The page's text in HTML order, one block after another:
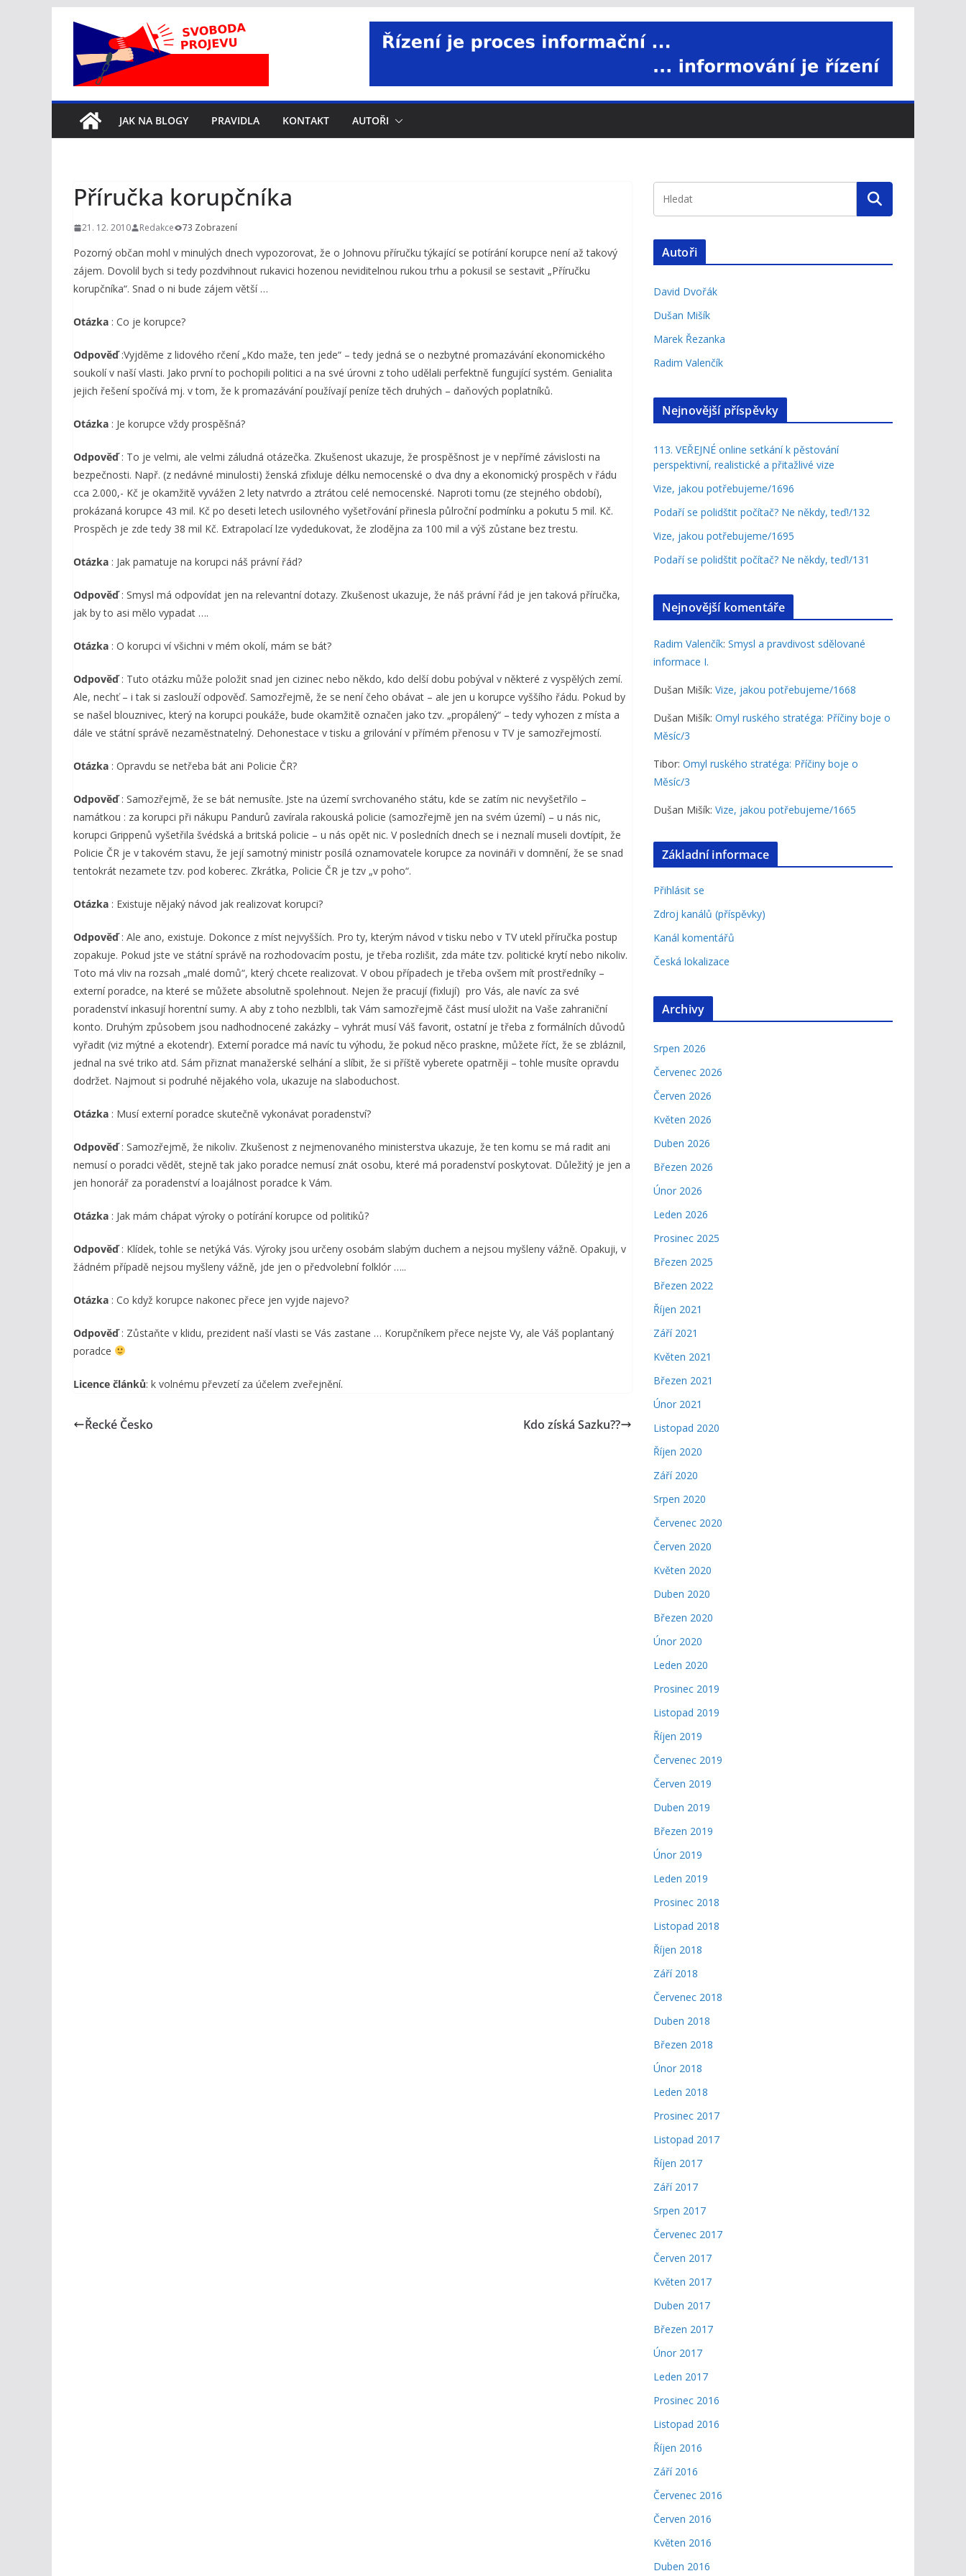
obsah
JAK NA BLOGY PRAVIDLA KONTAKT AUTOŘI
Příručka korupčníka
21. 12. 2010 Redakce 73 Zobrazení
Pozorný občan mohl v minulých dnech vypozorovat, že o Johnovu příručku týkající se potírání korupce není až takový
zájem. Dovolil bych si tedy pozdvihnout rukavici hozenou neviditelnou rukou trhu a pokusil se sestavit „Příručku
korupčníka“. Snad o ni bude zájem větší …
Otázka : Co je korupce?
Odpověď:Vyjděme z lidového rčení „Kdo maže, ten jede“ – tedy jedná se o nezbytné promazávání ekonomického
soukolí v naší vlasti. Jako první to pochopili politici a na své úrovni z toho udělali perfektně fungující systém. Genialita
jejich řešení spočívá mj. v tom, že k promazávání používají peníze těch druhých – daňových poplatníků.
Otázka : Je korupce vždy prospěšná?
Odpověď: To je velmi, ale velmi záludná otázečka. Zkušenost ukazuje, že prospěšnost je v nepřímé závislosti na
bezpečnosti. Např. (z nedávné minulosti) ženská zfixluje délku nemocenské o dva dny a ekonomický prospěch v řádu
cca 2.000,- Kč je okamžitě vyvážen 2 lety natvrdo a ztrátou celé nemocenské. Naproti tomu (ze stejného období),
prokázaná korupce 43 mil. Kč po deseti letech usilovného vyšetřování přinesla půlroční podmínku a pokutu 5 mil. Kč.
Prospěch je zde tedy 38 mil Kč. Extrapolací lze vydedukovat, že zlodějna za 100 mil a výš zůstane bez trestu.
Otázka : Jak pamatuje na korupci náš právní řád?
Odpověď: Smysl má odpovídat jen na relevantní dotazy. Zkušenost ukazuje, že náš právní řád je jen taková příručka,
jak by to asi mělo vypadat ….
Otázka : O korupci ví všichni v mém okolí, mám se bát?
Odpověď: Tuto otázku může položit snad jen cizinec nebo někdo, kdo delší dobu pobýval v některé z vyspělých zemí.
Ale, nechť – i tak si zaslouží odpověď. Samozřejmě, že se není čeho obávat – ale jen u korupce vyššího řádu. Pokud by
se našel blouznivec, který na korupci poukáže, bude okamžitě označen jako tzv. „propálený“ – tedy vyhozen z místa a
dále ve státní správě nezaměstnatelný. Dehonestace v tisku a grilování v přímém přenosu v TV je samozřejmostí.
Otázka : Opravdu se netřeba bát ani Policie ČR?
Odpověď: Samozřejmě, že se bát nemusíte. Jste na území svrchovaného státu, kde se zatím nic nevyšetřilo –
namátkou : za korupci při nákupu Pandurů zavírala rakouská policie (samozřejmě jen na svém území) – u nás nic,
korupci Grippenů vyšetřila švédská a britská policie – u nás opět nic. V posledních dnech se i neznalí museli dovtípit, že
Policie ČR je v takovém stavu, že její samotný ministr posílá oznamovatele korupce za novináři v domnění, že se snad
tentokrát nezamete tzv. pod koberec. Zkrátka, Policie ČR je tzv „v poho“.
Otázka : Existuje nějaký návod jak realizovat korupci?
Odpověď: Ale ano, existuje. Dokonce z míst nejvyšších. Pro ty, kterým návod v tisku nebo v TV utekl příručka postup
zopakuje. Pokud jste ve státní správě na rozhodovacím postu, je třeba rozlišit, zda máte tzv. politické krytí nebo nikoliv.
Toto má vliv na rozsah „malé domů“, který chcete realizovat. V obou případech je třeba ovšem mít prostředníky –
externí poradce, na které se můžete absolutně spolehnout. Nejen že pracují (fixlují) pro Vás, ale navíc za své
poradenství inkasují horentní sumy. A aby z toho nezblbli, tak Vám samozřejmě část musí uložit na Vaše zahraniční
konto. Druhým způsobem jsou nadhodnocené zakázky – vyhrát musí Váš favorit, ostatní je třeba z formálních důvodů
vyřadit (viz mýtné a ekotendr). Externí poradce má navíc tu výhodu, že pokud něco praskne, můžete říct, že se zbláznil,
jednal na své triko atd. Sám přiznat manažerské selhání a slíbit, že si příště vyberete opatrněji – tohle musíte opravdu
dodržet. Najmout si podruhé nějakého vola, ukazuje na slaboduchost.
Otázka : Musí externí poradce skutečně vykonávat poradenství?
Odpověď: Samozřejmě, že nikoliv. Zkušenost z nejmenovaného ministerstva ukazuje, že ten komu se má radit ani
nemusí o poradci vědět, stejně tak jako poradce nemusí znát osobu, které má poradenství poskytovat. Důležitý je jen a
jen honorář za poradenství a loajálnost poradce k Vám.
Otázka : Jak mám chápat výroky o potírání korupce od politiků?
Odpověď: Klídek, tohle se netýká Vás. Výroky jsou určeny osobám slabým duchem a nejsou myšleny vážně. Opakuji, v
žádném případě nejsou myšleny vážně, jde jen o předvolební folklór …..
Otázka : Co když korupce nakonec přece jen vyjde najevo?
Odpověď: Zůstaňte v klidu, prezident naší vlasti se Vás zastane … Korupčníkem přece nejste Vy, ale Váš poplantaný
poradce
Licence článků: k volnému převzetí za účelem zveřejnění.
Řecké Česko Kdo získá Sazku??
Autoři
David Dvořák
Dušan Mišík
Marek Řezanka
Radim Valenčík
Nejnovější příspěvky
113. VEŘEJNÉ online setkání k pěstování
perspektivní, realistické a přitažlivé vize
Vize, jakou potřebujeme/1696
Podaří se polidštit počítač? Ne někdy, teď!/132
Vize, jakou potřebujeme/1695
Podaří se polidštit počítač? Ne někdy, teď!/131
Nejnovější komentáře
Radim Valenčík: Smysl a pravdivost sdělované
informace I.
Dušan Mišík: Vize, jakou potřebujeme/1668
Dušan Mišík: Omyl ruského stratéga: Příčiny boje o
Měsíc/3
Tibor: Omyl ruského stratéga: Příčiny boje o
Měsíc/3
Dušan Mišík: Vize, jakou potřebujeme/1665
Základní informace
Přihlásit se
Zdroj kanálů (příspěvky)
Kanál komentářů
Česká lokalizace
Archivy
Srpen 2026
Červenec 2026
Červen 2026
Květen 2026
Duben 2026
Březen 2026
Únor 2026
Leden 2026
Prosinec 2025
Březen 2025
Březen 2022
Říjen 2021
Září 2021
Květen 2021
Březen 2021
Únor 2021
Listopad 2020
Říjen 2020
Září 2020
Srpen 2020
Červenec 2020
Červen 2020
Květen 2020
Duben 2020
Březen 2020
Únor 2020
Leden 2020
Prosinec 2019
Listopad 2019
Říjen 2019
Červenec 2019
Červen 2019
Duben 2019
Březen 2019
Únor 2019
Leden 2019
Prosinec 2018
Listopad 2018
Říjen 2018
Září 2018
Červenec 2018
Duben 2018
Březen 2018
Únor 2018
Leden 2018
Prosinec 2017
Listopad 2017
Říjen 2017
Září 2017
Srpen 2017
Červenec 2017
Červen 2017
Květen 2017
Duben 2017
Březen 2017
Únor 2017
Leden 2017
Prosinec 2016
Listopad 2016
Říjen 2016
Září 2016
Červenec 2016
Červen 2016
Květen 2016
Duben 2016